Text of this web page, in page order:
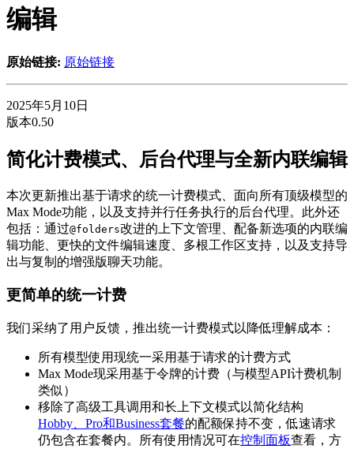
编辑
原始链接: 原始链接
2025年5月10日
版本0.50
简化计费模式、后台代理与全新内联编辑
本次更新推出基于请求的统一计费模式、面向所有顶级模型的
Max Mode功能，以及支持并行任务执行的后台代理。此外还
包括：通过@folders改进的上下文管理、配备新选项的内联编
辑功能、更快的文件编辑速度、多根工作区支持，以及支持导
出与复制的增强版聊天功能。
更简单的统一计费
我们采纳了用户反馈，推出统一计费模式以降低理解成本：
所有模型使用现统一采用基于请求的计费方式
Max Mode现采用基于令牌的计费（与模型API计费机制
类似）
移除了高级工具调用和长上下文模式以简化结构
Hobby、Pro和Business套餐的配额保持不变，低速请求
仍包含在套餐内。所有使用情况可在控制面板查看，方